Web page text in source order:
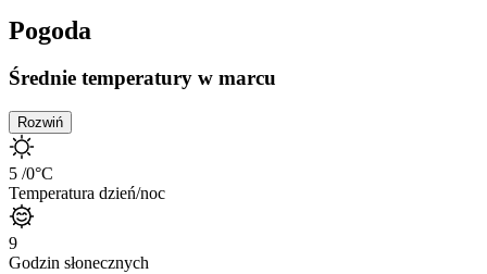
Pogoda
Średnie temperatury w marcu
Rozwiń
5 /0°C
Temperatura dzień/noc
9
Godzin słonecznych